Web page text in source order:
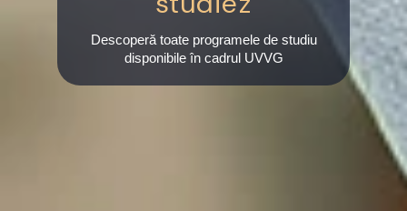
Descoperă toate programele de studiu
disponibile în cadrul UVVG